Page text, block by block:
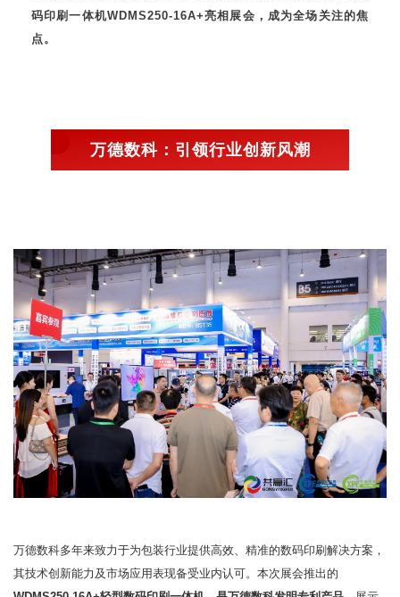
码印刷一体机WDMS250-16A+亮相展会，成为全场关注的焦
点。
万德数科：引领行业创新风潮
万德数科多年来致力于为包装行业提供高效、精准的数码印刷解决方案，
其技术创新能力及市场应用表现备受业内认可。本次展会推出的